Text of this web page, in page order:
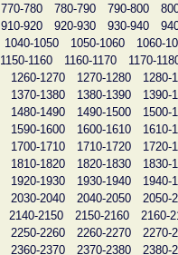
770-780 780-790 790-800
910-920 920-930 930-940
1040-1050 1050-1060 1060-
1150-1160 1160-1170 1170-
1260-1270 1270-1280 1280-
1370-1380 1380-1390 1390-
1480-1490 1490-1500 1500-
1590-1600 1600-1610 1610-
1700-1710 1710-1720 1720-
1810-1820 1820-1830 1830-
1920-1930 1930-1940 1940-
2030-2040 2040-2050 2050-
2140-2150 2150-2160 2160-
2250-2260 2260-2270 2270-
2360-2370 2370-2380 2380-